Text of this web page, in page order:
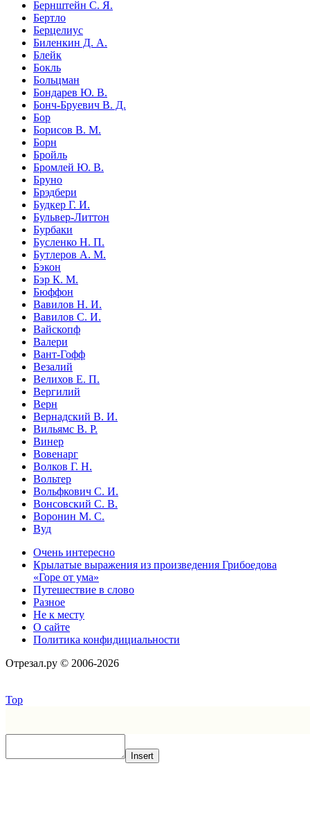
Бернштейн С. Я.
Бертло
Берцелиус
Биленкин Д. А.
Блейк
Бокль
Больцман
Бондарев Ю. В.
Бонч-Бруевич В. Д.
Бор
Борисов В. М.
Борн
Бройль
Бромлей Ю. В.
Бруно
Брэдбери
Будкер Г. И.
Бульвер-Литтон
Бурбаки
Бусленко Н. П.
Бутлеров А. М.
Бэкон
Бэр К. М.
Бюффон
Вавилов Н. И.
Вавилов С. И.
Вайскопф
Валери
Вант-Гофф
Везалий
Велихов Е. П.
Вергилий
Верн
Вернадский В. И.
Вильямс В. Р.
Винер
Вовенарг
Волков Г. Н.
Вольтер
Вольфкович С. И.
Вонсовский С. В.
Воронин М. С.
Вуд
Очень интересно
Крылатые выражения из произведения Грибоедова
«Горе от ума»
Путешествие в слово
Разное
Не к месту
О сайте
Политика конфидициальности
Отрезал.ру © 2006-2026
Top
Insert